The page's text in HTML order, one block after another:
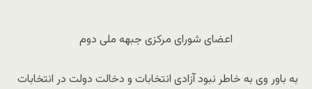
اعضای شورای مرکزی جبهه ملی دوم
به باور وی به خاطر نبود آزادی انتخابات و دخالت دولت در انتخابات